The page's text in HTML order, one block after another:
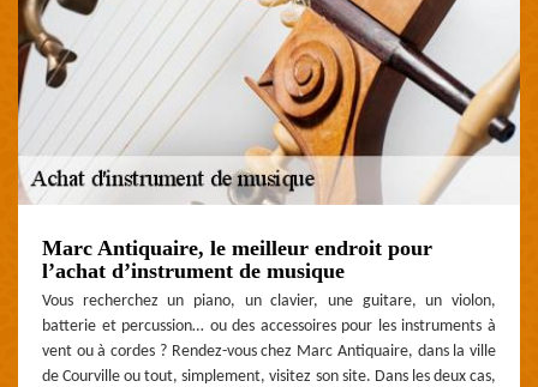
Marc Antiquaire, le meilleur endroit pour
l’achat d’instrument de musique
Vous recherchez un piano, un clavier, une guitare, un violon,
batterie et percussion… ou des accessoires pour les instruments à
vent ou à cordes ? Rendez-vous chez Marc Antiquaire, dans la ville
de Courville ou tout, simplement, visitez son site. Dans les deux cas,